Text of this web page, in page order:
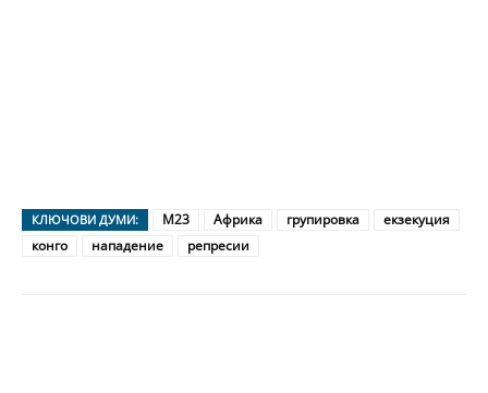
КЛЮЧОВИ ДУМИ: M23 Африка групировка
екзекуция
конго
нападение репресии